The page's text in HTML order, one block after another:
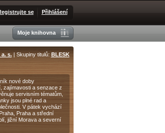
se Přihlášení
Moje knihovna
a. s.| Skupiny titulů: BLESK
nové doby
zajímavosti a senzace z
servisním tématům,
jsou plné rad a
V pátek vychází
Praha a střední
jižní Morava a severní